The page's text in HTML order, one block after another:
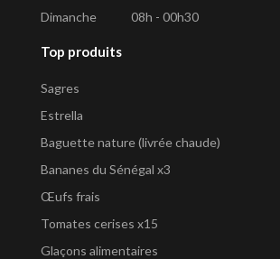
Dimanche
08h - 00h30
Top produits
Sagres
Estrella
Baguette nature (livrée chaude)
Bananes du Sénégal x3
Œufs frais
Tomates cerises x15
Glaçons alimentaires